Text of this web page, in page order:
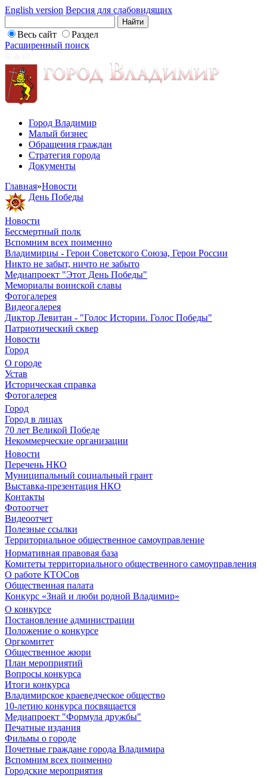
English version Версия для слабовидящих
Весь сайт
Раздел
Расширенный поиск
Город Владимир
Малый бизнес
Обращения граждан
Стратегия города
Документы
Главная»Новости
День Победы
Новости
Бессмертный полк
Вспомним всех поименно
Владимирцы - Герои Советского Союза, Герои России
Никто не забыт, ничто не забыто
Медиапроект "Этот День Победы"
Мемориалы воинской славы
Фотогалерея
Видеогалерея
Диктор Левитан - "Голос Истории. Голос Победы"
Патриотический сквер
Новости
Город
О городе
Устав
Историческая справка
Фотогалерея
Город
Город в лицах
70 лет Великой Победе
Некоммерческие организации
Новости
Перечень НКО
Муниципальный социальный грант
Выставка-презентация НКО
Контакты
Фотоотчет
Видеоотчет
Полезные ссылки
Территориальное общественное самоуправление
Нормативная правовая база
Комитеты территориального общественного самоуправления
О работе КТОСов
Общественная палата
Конкурс «Знай и люби родной Владимир»
О конкурсе
Постановление администрации
Положение о конкурсе
Оргкомитет
Общественное жюри
План мероприятий
Вопросы конкурса
Итоги конкурса
Владимирское краеведческое общество
10-летию конкурса посвящается
Медиапроект "Формула дружбы"
Печатные издания
Фильмы о городе
Почетные граждане города Владимира
Вспомним всех поименно
Городские мероприятия